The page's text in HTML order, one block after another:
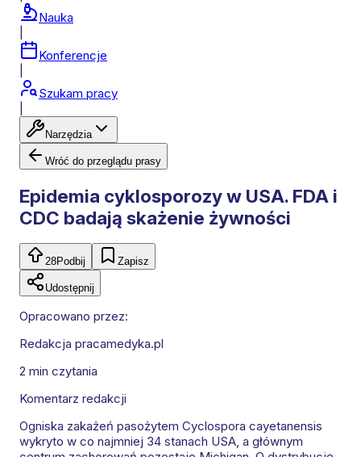
Nauka
Konferencje
Szukam pracy
Narzędzia
Wróć do przeglądu prasy
Epidemia cyklosporozy w USA. FDA i
CDC badają skażenie żywności
28Podbij Zapisz
Udostępnij
Opracowano przez:
Redakcja pracamedyka.pl
2 min czytania
Komentarz redakcji
Ogniska zakażeń pasożytem Cyclospora cayetanensis
wykryto w co najmniej 34 stanach USA, a głównym